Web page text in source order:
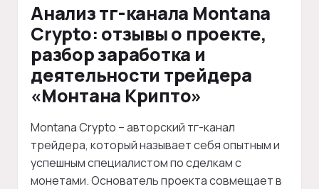
Анализ тг-канала Montana
Crypto: отзывы о проекте,
разбор заработка и
деятельности трейдера
«Монтана Крипто»
Montana Crypto – авторский тг-канал
трейдера, который называет себя опытным и
успешным специалистом по сделкам с
монетами. Основатель проекта совмещает в